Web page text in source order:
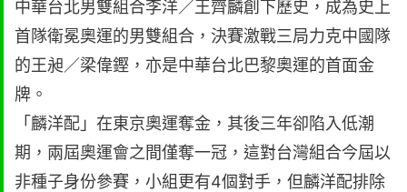
中華台北男雙組合李洋／王齊麟創下歷史，成為史上
首隊衛冕奧運的男雙組合，決賽激戰三局力克中國隊
的王昶／梁偉鏗，亦是中華台北巴黎奧運的首面金
牌。
「麟洋配」在東京奧運奪金，其後三年卻陷入低潮
期，兩屆奧運會之間僅奪一冠，這對台灣組合今屆以
非種子身份參賽，小組更有4個對手，但麟洋配排除